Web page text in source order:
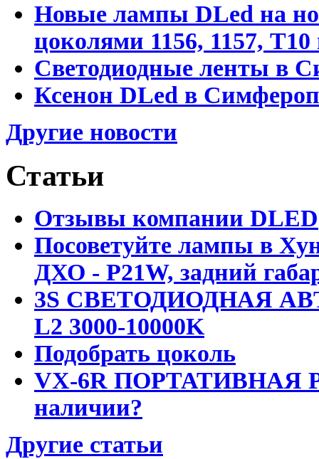
Новые лампы DLed на
цоколями 1156, 1157,
Светодиодные ленты в
Ксенон DLed в
Другие новости
Статьи
Отзывы компании DLED
Посоветуйте лампы в
ДХО - P21W, задний
3S СВЕТОДИОДНАЯ
L2 3000-10000K
Подобрать цоколь
VX-6R ПОРТАТИВНАЯ
наличии?
Другие статьи